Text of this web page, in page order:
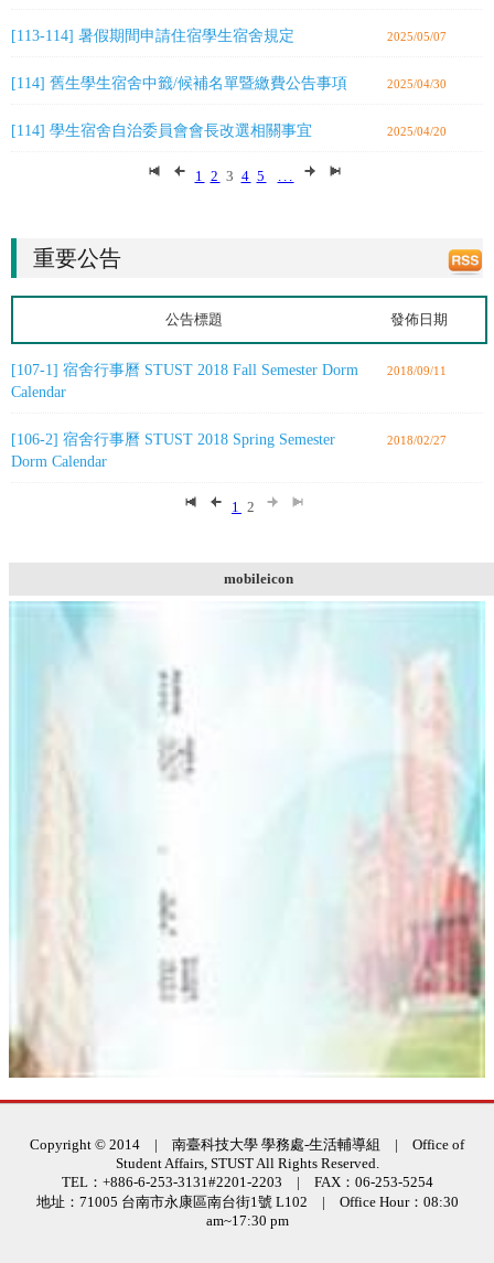
[113-114] 暑假期間申請住宿學生宿舍規定 2025/05/07
[114] 舊生學生宿舍中籤/候補名單暨繳費公告事項 2025/04/30
[114] 學生宿舍自治委員會會長改選相關事宜 2025/04/20
1 2 3 4 5 ...
重要公告
公告標題 發佈日期
[107-1] 宿舍行事曆 STUST 2018 Fall Semester Dorm
Calendar
2018/09/11
[106-2] 宿舍行事曆 STUST 2018 Spring Semester
Dorm Calendar
2018/02/27
1 2
mobileicon
Copyright © 2014 | 南臺科技大學 學務處-生活輔導組 | Office of
Student Affairs, STUST All Rights Reserved.
TEL：+886-6-253-3131#2201-2203 | FAX：06-253-5254
地址：71005 台南市永康區南台街1號 L102 | Office Hour：08:30
am~17:30 pm